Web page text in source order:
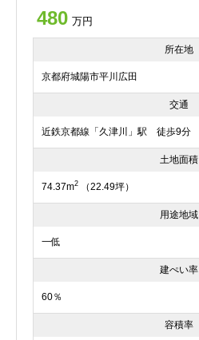
480 万円
所在地
京都府城陽市平川広田
交通
近鉄京都線「久津川」駅 徒歩9分
土地面積
74.37m2 （22.49坪）
用途地域
一低
建ぺい率
60％
容積率